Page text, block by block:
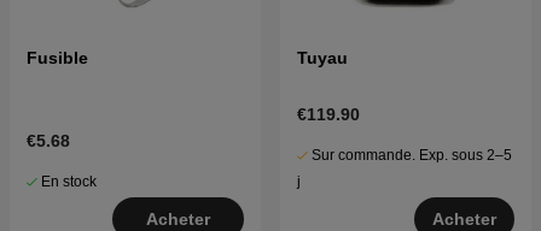
Fusible
€5.68
En stock
Acheter
Tuyau
€119.90
Sur commande. Exp. sous 2–5
j
Acheter